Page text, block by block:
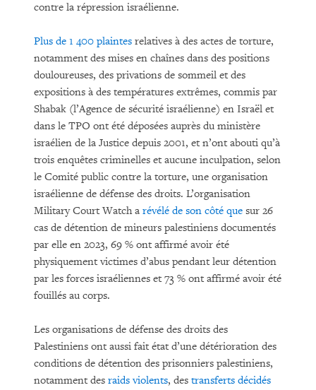
contre la répression israélienne.
Plus de 1 400 plaintes relatives à des actes de torture,
notamment des mises en chaînes dans des positions
douloureuses, des privations de sommeil et des
expositions à des températures extrêmes, commis par
Shabak (l’Agence de sécurité israélienne) en Israël et
dans le TPO ont été déposées auprès du ministère
israélien de la Justice depuis 2001, et n’ont abouti qu’à
trois enquêtes criminelles et aucune inculpation, selon
le Comité public contre la torture, une organisation
israélienne de défense des droits. L’organisation
Military Court Watch a révélé de son côté que sur 26
cas de détention de mineurs palestiniens documentés
par elle en 2023, 69 % ont affirmé avoir été
physiquement victimes d’abus pendant leur détention
par les forces israéliennes et 73 % ont affirmé avoir été
fouillés au corps.
Les organisations de défense des droits des
Palestiniens ont aussi fait état d’une détérioration des
conditions de détention des prisonniers palestiniens,
notamment des raids violents, des transferts décidés